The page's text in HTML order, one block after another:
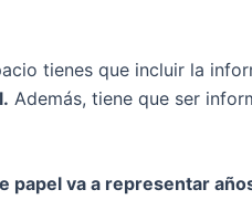
tienes que incluir la
Además, tiene que ser
papel va a representar